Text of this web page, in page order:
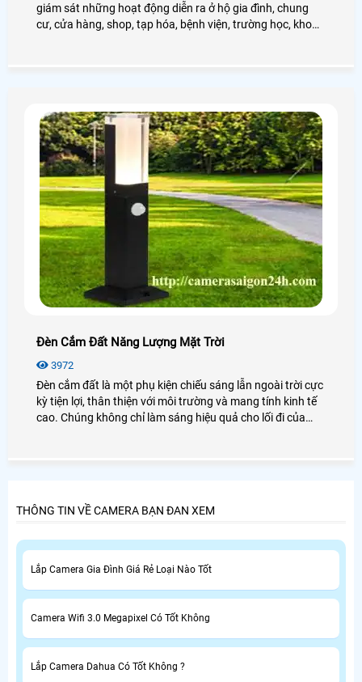
giám sát những hoạt động diễn ra ở hộ gia đình, chung
cư, cửa hàng, shop, tạp hóa, bệnh viện, trường học, kho
Đèn Cắm Đất Năng Lượng Mặt Trời
3972
Đèn cắm đất là một phụ kiện chiếu sáng lẫn ngoài trời cực
kỳ tiện lợi, thân thiện với môi trường và mang tính kinh tế
cao. Chúng không chỉ làm sáng hiệu quả cho lối đi của
THÔNG TIN VỀ CAMERA BẠN ĐAN XEM
Lắp Camera Gia Đình Giá Rẻ Loại Nào Tốt
Camera Wifi 3.0 Megapixel Có Tốt Không
Lắp Camera Dahua Có Tốt Không ?